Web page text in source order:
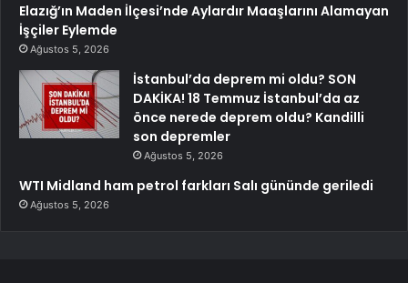
Elazığ’ın Maden İlçesi’nde Aylardır Maaşlarını Alamayan
İşçiler Eylemde
Ağustos 5, 2026
İstanbul’da deprem mi oldu? SON
DAKİKA! 18 Temmuz İstanbul’da az
önce nerede deprem oldu? Kandilli
son depremler
Ağustos 5, 2026
WTI Midland ham petrol farkları Salı gününde geriledi
Ağustos 5, 2026